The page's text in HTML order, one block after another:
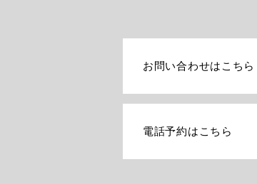
お問い合わせはこちら
電話予約はこちら